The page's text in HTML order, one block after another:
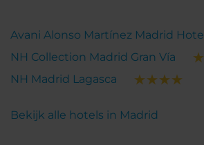
Avani Alonso Martínez Madrid Hotel
NH Collection Madrid Gran Vía
NH Madrid Lagasca
Bekijk alle hotels in Madrid